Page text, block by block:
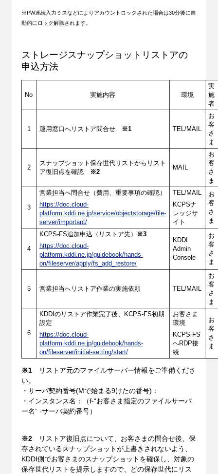
※PW連続入力ミスなどによりアカウントロックされた場合は30分後に自
動的にロック解除されます。
ストレージスナップショットリストアの
申込方法
No 実施内容 環境
実
施
者
1 運用窓口へリストア問合せ ※1 TEL/MAIL
お
客
さ
ま
2
スナップショット保存世代リストからリスト
ア復旧点を確認
※2
MAIL
お
客
さ
ま
3
営業担当へ問合せ（費用、重要事項の確認）
https://doc.cloud-
platform.kddi.ne.jp/service/objectstorage/file-
server/important/
TEL/MAIL
KCPSナ
レッジサ
イト
お
客
さ
ま
4
KCPS-FS追加申込（リストア先） ※3
https://doc.cloud-
platform.kddi.ne.jp/guidebook/hands-
on/fileserver/apply/fs_add_restore/
KDDI
Admin
Console
お
客
さ
ま
5 営業担当へリストア作業の実施依頼 TEL/MAIL
お
客
さ
ま
6
KDDIのリストア作業完了後、KCPS-FS初期
設定
https://doc.cloud-
platform.kddi.ne.jp/guidebook/hands-
on/fileserver/initial-setting/start/
お客さま
環境
KCPS-FS
へRDP接
続
お
客
さ
ま
※1リストア元のファイルサーバー情報をご準備くださ
い。
・サーバ契約番号(Mで始まる9けたの番号)：
・インスタンス名：（f-“お客さま指定のファイルサーバ
ー名” -サーバ契約番号）
※2リストア復旧点について、お客さまの問合せ後、保
存されているスナップショットが上書きされないよう、
KDDI側でお客さまのスナップショットを確保し、対象の
保存世代リストを提示しますので、どの保存世代にリス